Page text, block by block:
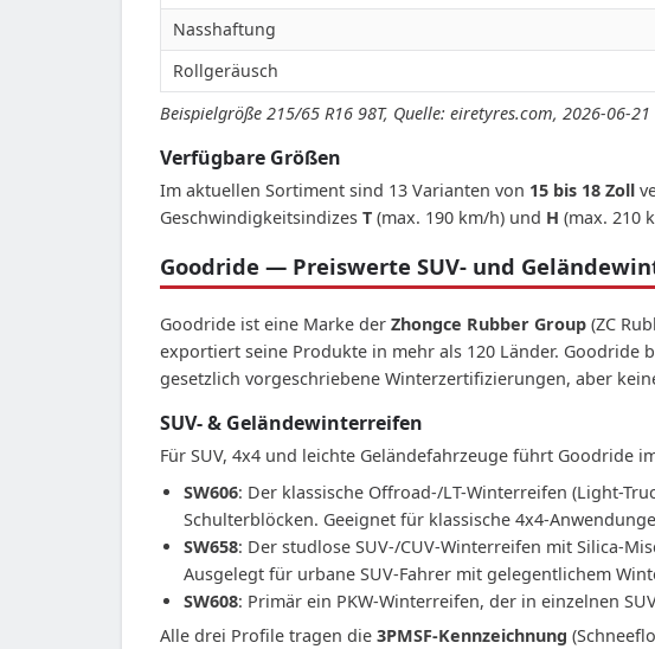
Nasshaftung
Rollgeräusch
Beispielgröße 215/65 R16 98T, Quelle: eiretyres.com, 2026-06-21
Verfügbare Größen
Im aktuellen Sortiment sind 13 Varianten von 15 bis 18 Zoll
Geschwindigkeitsindizes T (max. 190 km/h) und H (max. 210
Goodride — Preiswerte SUV- und
Goodride ist eine Marke der Zhongce Rubber Group (ZC
exportiert seine Produkte in mehr als 120 Länder. Goodride
gesetzlich vorgeschriebene Winterzertifizierungen, aber
SUV- & Geländewinterreifen
Für SUV, 4x4 und leichte Geländefahrzeuge führt Goodride
SW606: Der klassische Offroad-/LT-Winterreifen (Light-
Schulterblöcken. Geeignet für klassische 4x4-
SW658: Der studlose SUV-/CUV-Winterreifen mit Silica-
Ausgelegt für urbane SUV-Fahrer mit gelegentlichem
SW608: Primär ein PKW-Winterreifen, der in einzelnen
Alle drei Profile tragen die 3PMSF-Kennzeichnung